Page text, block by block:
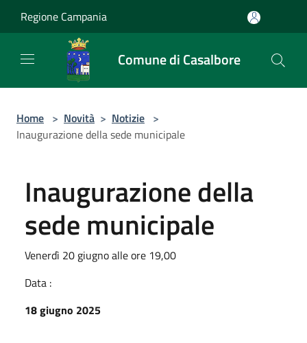
Regione Campania
Comune di Casalbore
Home > Novità > Notizie >
Inaugurazione della sede municipale
Inaugurazione della
sede municipale
Venerdì 20 giugno alle ore 19,00
Data :
18 giugno 2025